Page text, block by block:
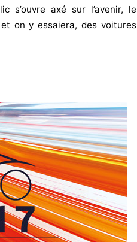
s’ouvre axé sur l’avenir, le
on y essaiera, des voitures